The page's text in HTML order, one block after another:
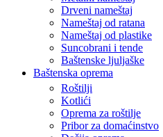
Drveni nameštaj
Nameštaj od ratana
Nameštaj od plastike
Suncobrani i tende
Baštenske ljuljaške
Baštenska oprema
Roštilji
Kotlići
Oprema za roštilje
Pribor za domaćinstvo